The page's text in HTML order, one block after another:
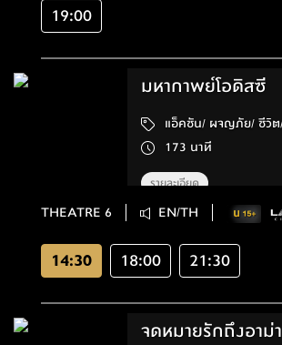
19:00
มหากาพย์โอดิสซี
173 นาที
รายละเอียด
THEATRE 6 EN/TH
14:30 18:00 21:30
จดหมายรักถึงอาม่า